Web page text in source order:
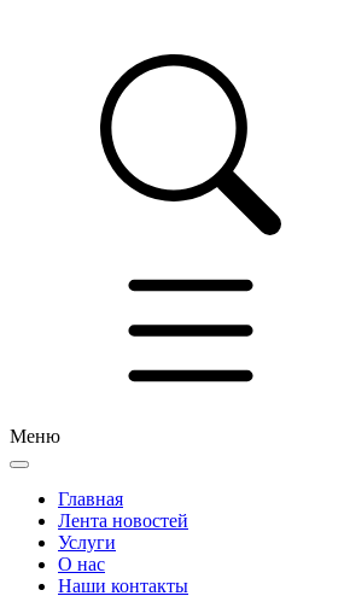
Меню
Главная
Лента новостей
Услуги
О нас
Наши контакты